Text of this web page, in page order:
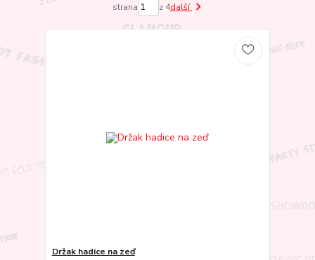
strana z 4další
Držak hadice na zeď